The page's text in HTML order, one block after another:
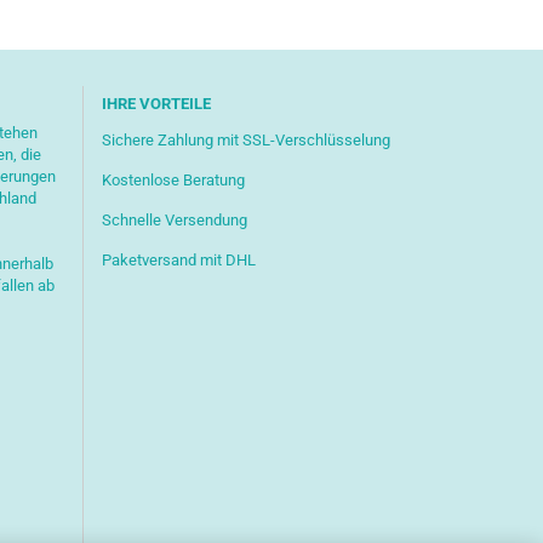
die
ab
IHRE VORTEILE
Sichere Zahlung mit SSL-Verschlüsselung
Kostenlose Beratung
Schnelle Versendung
Paketversand mit DHL